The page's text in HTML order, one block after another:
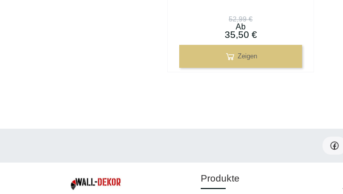
52,99 €
Ab
35,50 €
Zeigen
Produkte